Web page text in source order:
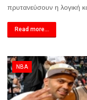
πρυτανεύσουν η λογική
Read more...
NBA